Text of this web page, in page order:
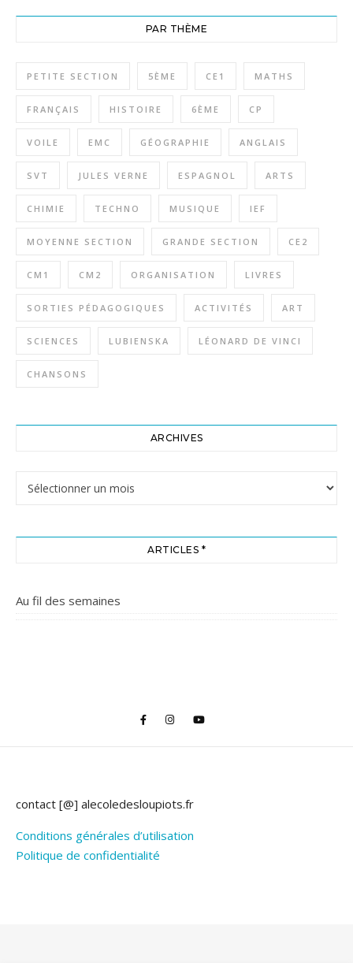
PAR THÈME
PETITE SECTION 5ÈME CE1 MATHS
FRANÇAIS HISTOIRE 6ÈME CP
VOILE EMC GÉOGRAPHIE ANGLAIS
SVT JULES VERNE ESPAGNOL ARTS
CHIMIE TECHNO MUSIQUE IEF
MOYENNE SECTION GRANDE SECTION CE2
CM1 CM2 ORGANISATION LIVRES
SORTIES PÉDAGOGIQUES ACTIVITÉS ART
SCIENCES LUBIENSKA LÉONARD DE VINCI
CHANSONS
ARCHIVES
ARTICLES *
Au fil des semaines
contact [@] alecoledesloupiots.fr
Conditions générales d’utilisation
Politique de confidentialité